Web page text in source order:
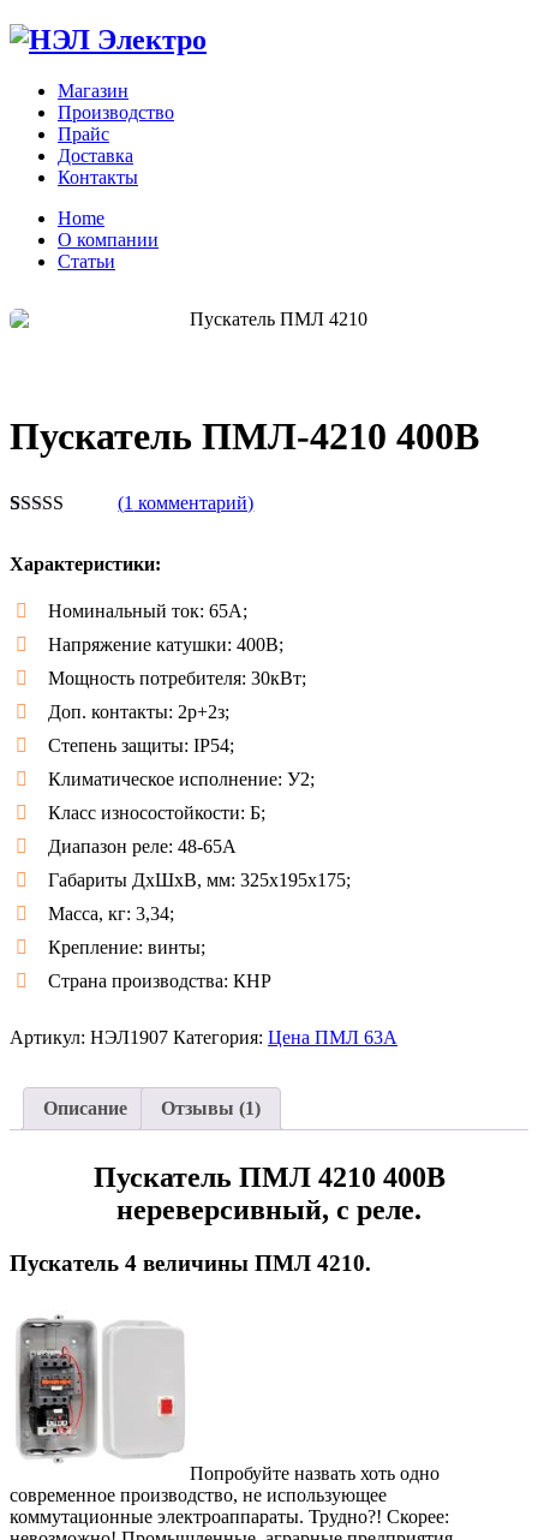
Магазин
Производство
Прайс
Доставка
Контакты
Home
О компании
Статьи
Пускатель ПМЛ-4210 400В
основе
пользователя
(1 комментарий)
Характеристики:
Номинальный ток: 65А;
Напряжение катушки: 400В;
Мощность потребителя: 30кВт;
Доп. контакты: 2р+2з;
Степень защиты: IP54;
Климатическое исполнение: У2;
Класс износостойкости: Б;
Диапазон реле: 48-65А
Габариты ДxШxB, мм: 325х195х175;
Масса, кг: 3,34;
Крепление: винты;
Страна производства: КНР
Артикул: НЭЛ1907 Категория: Цена ПМЛ 63А
Описание Отзывы (1)
Пускатель ПМЛ 4210 400В
нереверсивный, с реле.
Пускатель 4 величины ПМЛ 4210.
Попробуйте назвать хоть одно
современное производство, не использующее
коммутационные электроаппараты. Трудно?! Скорее: